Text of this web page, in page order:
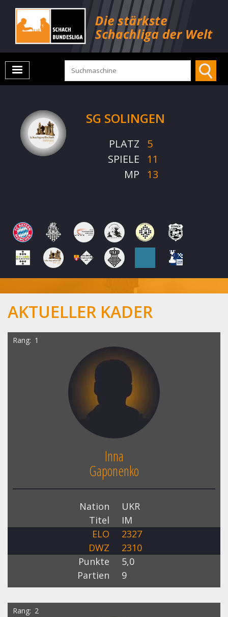
SG SOLINGEN
PLATZ
5
SPIELE
11
MP
13
AKTUELLER KADER
Rang 1
Inna
Gaponenko
Nation
UKR
Titel
IM
ELO
2327
DWZ
2310
Punkte
5,0
Partien
9
Rang 2